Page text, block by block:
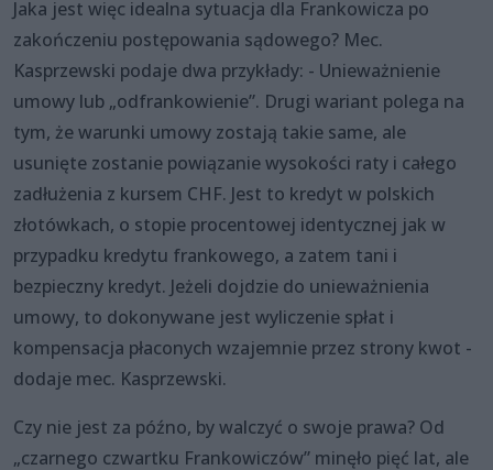
Jaka jest więc idealna sytuacja dla Frankowicza po
zakończeniu postępowania sądowego? Mec.
Kasprzewski podaje dwa przykłady: - Unieważnienie
umowy lub „odfrankowienie”. Drugi wariant polega na
tym, że warunki umowy zostają takie same, ale
usunięte zostanie powiązanie wysokości raty i całego
zadłużenia z kursem CHF. Jest to kredyt w polskich
złotówkach, o stopie procentowej identycznej jak w
przypadku kredytu frankowego, a zatem tani i
bezpieczny kredyt. Jeżeli dojdzie do unieważnienia
umowy, to dokonywane jest wyliczenie spłat i
kompensacja płaconych wzajemnie przez strony kwot -
dodaje mec. Kasprzewski.
Czy nie jest za późno, by walczyć o swoje prawa? Od
„czarnego czwartku Frankowiczów” minęło pięć lat, ale